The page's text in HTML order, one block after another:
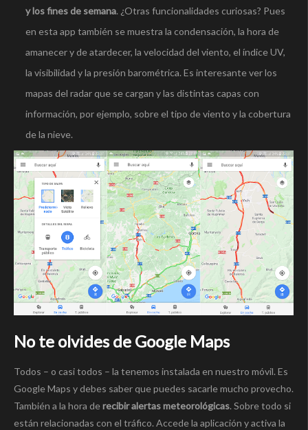
y los fines de semana. ¿Otras funcionalidades curiosas? Pues
en esta app también se muestra la condensación, la hora de
amanecer y de atardecer, la velocidad del viento, el í­ndice UV,
la visibilidad y la presión barométrica. Es interesante ver los
mapas del radar que se cargan y las distintas capas con
información, por ejemplo, sobre el tipo de viento y la cobertura
de la nieve.
No te olvides de Google Maps
Todos – o casi todos – la tenemos instalada en nuestro móvil. Es
Google Maps y debes saber que puedes sacarle mucho provecho.
También a la hora derecibir alertas meteorológicas. Sobre todo si
están relacionadas con el tráfico. Accede la aplicación y activa la